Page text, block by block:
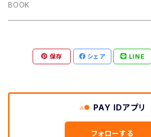
BOOK
保存 シェア LINE
PAY IDアプリ
フォローする